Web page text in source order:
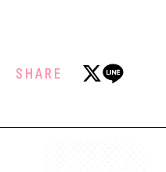
SHARE